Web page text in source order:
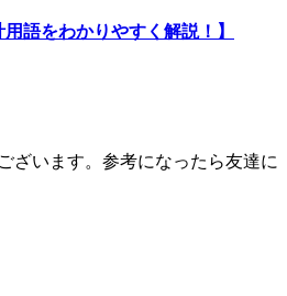
語をわかりやすく解説！】
ざいます。参考になったら友達に